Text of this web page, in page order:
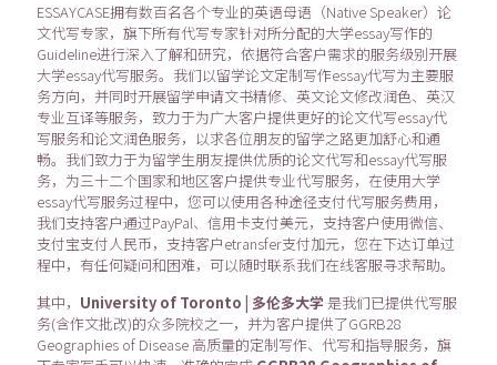
ESSAYCASE拥有数百名各个专业的英语母语（Native Speaker）论
文代写专家，旗下所有代写专家针对所分配的大学essay写作的
Guideline进行深入了解和研究，依据符合客户需求的服务级别开展
大学essay代写服务。我们以留学论文定制写作essay代写为主要服
务方向，并同时开展留学申请文书精修、英文论文修改润色、英汉
专业互译等服务，致力于为广大客户提供更好的论文代写essay代
写服务和论文润色服务，以求各位朋友的留学之路更加舒心和通
畅。我们致力于为留学生朋友提供优质的论文代写和essay代写服
务，为三十二个国家和地区客户提供专业代写服务，在使用大学
essay代写服务过程中，您可以使用各种途径支付代写服务费用，
我们支持客户通过PayPal、信用卡支付美元，支持客户使用微信、
支付宝支付人民币，支持客户etransfer支付加元，您在下达订单过
程中，有任何疑问和困难，可以随时联系我们在线客服寻求帮助。
其中， University of Toronto | 多伦多大学 是我们已提供代写服
务(含作文批改)的众多院校之一，并为客户提供了GGRB28
Geographies of Disease 高质量的定制写作、代写和指导服务，旗